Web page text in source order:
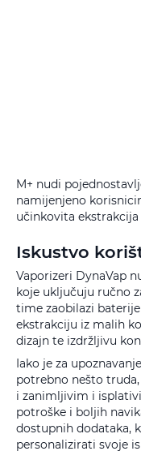
M+ nudi
namijenjeno
učinkovita
Iskustvo
Vaporizeri DynaVap
koje uključuju ručno
time zaobilazi
ekstrakciju iz malih
dizajn te izdržljivu
Iako je za
potrebno nešto
i zanimljivim i
potroške i boljih
dostupnih dodataka,
personalizirati svoje